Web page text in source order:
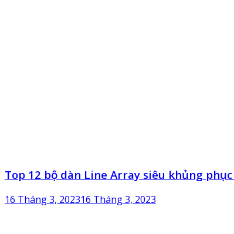
Top 12 bộ dàn Line Array siêu khủng
16 Tháng 3, 202316 Tháng 3, 2023